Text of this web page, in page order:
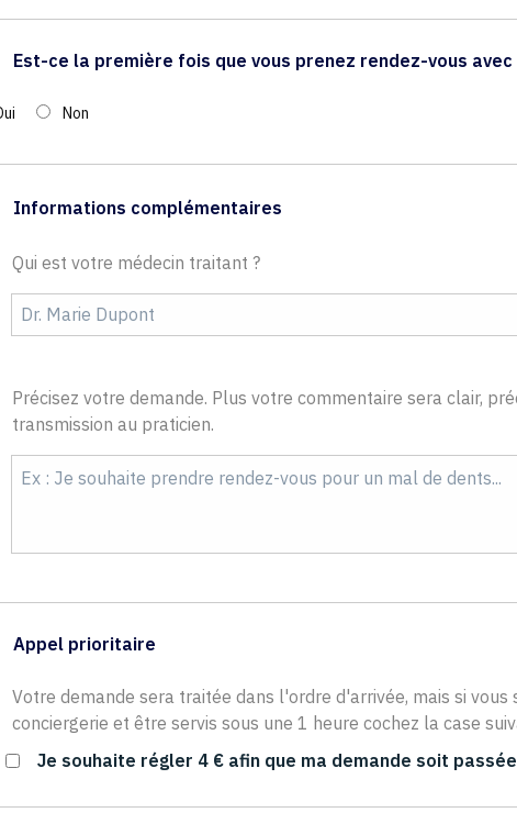
Est-ce la première fois que vous prenez rendez-vous
Non
Informations complémentaires
Qui est votre médecin traitant ?
Précisez votre demande. Plus votre commentaire sera clair,
transmission au praticien.
Appel prioritaire
Votre demande sera traitée dans l'ordre d'arrivée, mais si
conciergerie et être servis sous une 1 heure cochez la case
Je souhaite régler 4 € afin que ma demande soit